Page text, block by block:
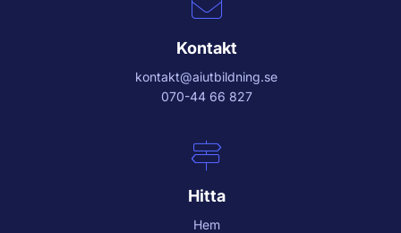
Kontakt
kontakt@aiutbildning.se
070-44 66 827
Hitta
Hem